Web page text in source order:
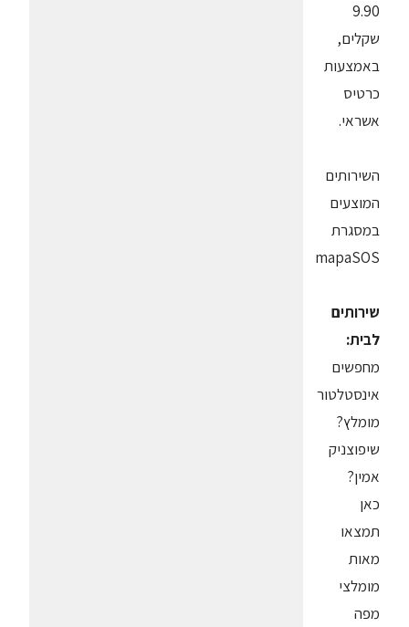
9.90
שקלים,
באמצעות
כרטיס
אשראי.
השירותים
המוצעים
במסגרת
mapaSOS
שירותים
לבית:
מחפשים
אינסטלטור
מומלץ?
שיפוצניק
אמין?
כאן
תמצאו
מאות
מומלצי
מפה